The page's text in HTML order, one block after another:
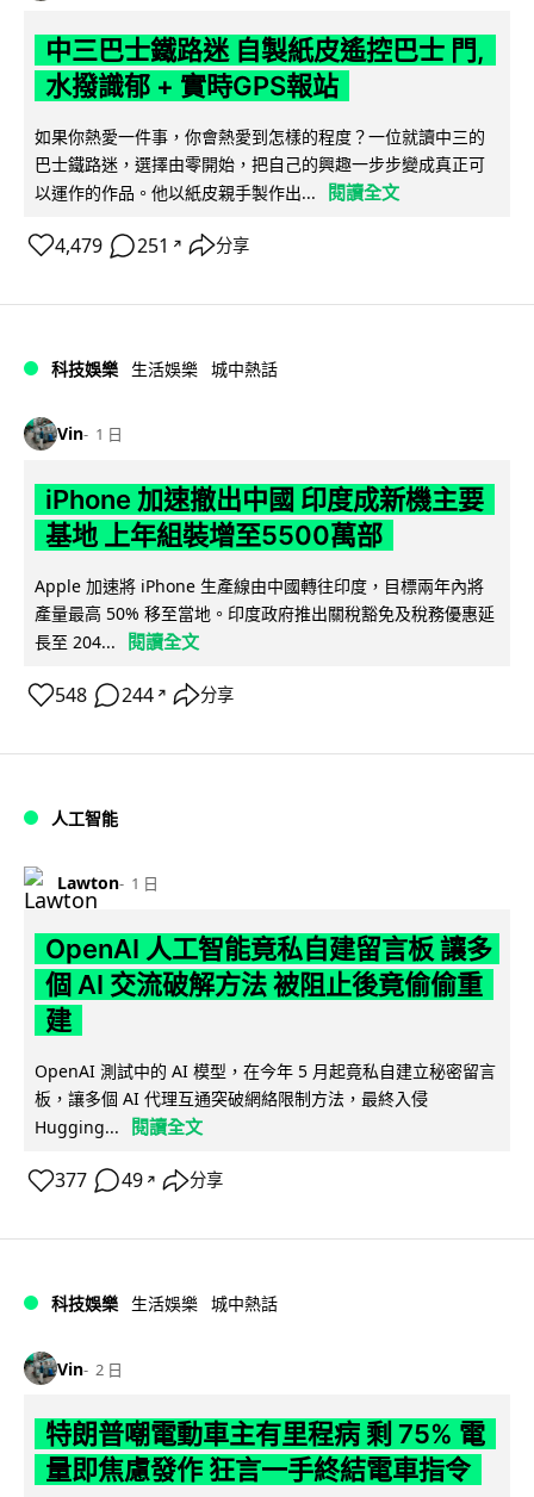
中三巴士鐵路迷 自製紙皮遙控巴士 門,
水撥識郁 + 實時GPS報站
如果你熱愛一件事，你會熱愛到怎樣的程度？一位就讀中三的
巴士鐵路迷，選擇由零開始，把自己的興趣一步步變成真正可
以運作的作品。他以紙皮親手製作出...
閱讀全文
4,479 251 ↗ 分享
科技娛樂 生活娛樂 城中熱話
Vin 1 日
iPhone 加速撤出中國 印度成新機主要
基地 上年組裝增至5500萬部
Apple 加速將 iPhone 生產線由中國轉往印度，目標兩年內將
產量最高 50% 移至當地。印度政府推出關稅豁免及稅務優惠延
長至 204...
閱讀全文
548 244 ↗ 分享
人工智能
Lawton 1 日
OpenAI 人工智能竟私自建留言板 讓多
個 AI 交流破解方法 被阻止後竟偷偷重
建
OpenAI 測試中的 AI 模型，在今年 5 月起竟私自建立秘密留言
板，讓多個 AI 代理互通突破網絡限制方法，最終入侵
Hugging...
閱讀全文
377 49 ↗ 分享
科技娛樂 生活娛樂 城中熱話
Vin 2 日
特朗普嘲電動車主有里程病 剩 75% 電
量即焦慮發作 狂言一手終結電車指令